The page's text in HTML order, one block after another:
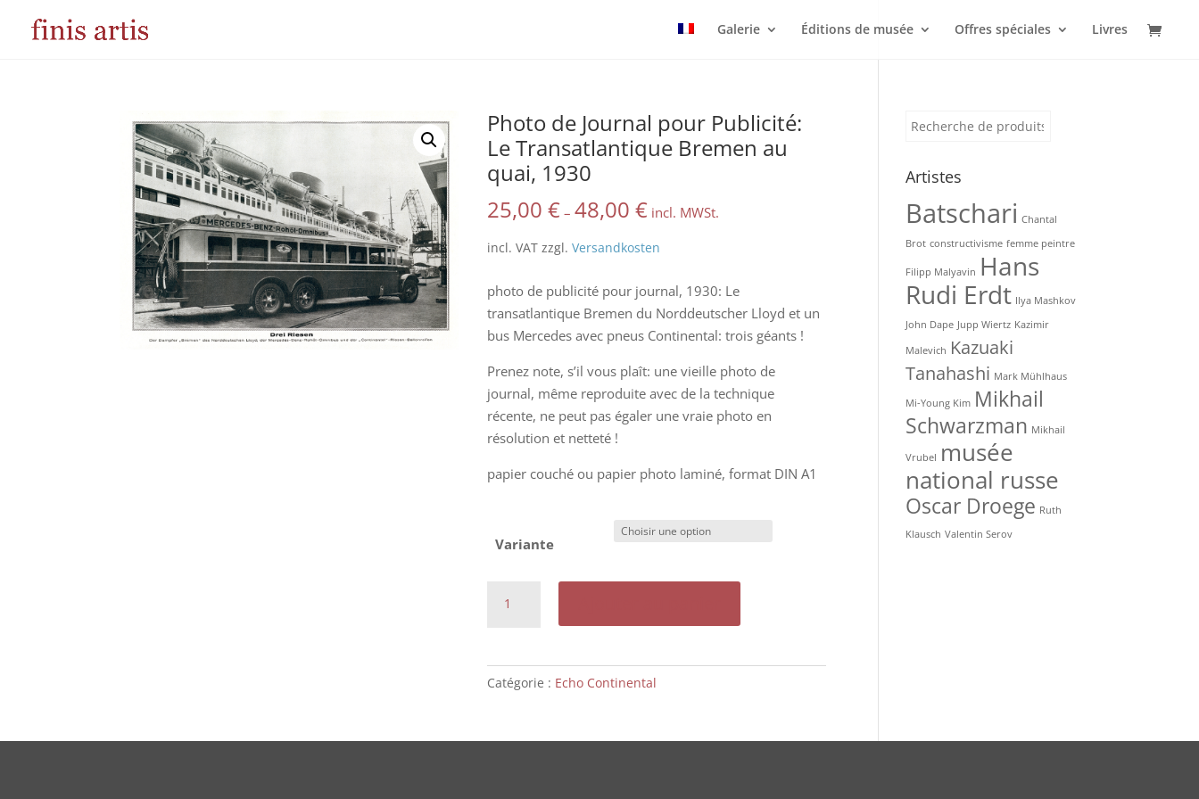
Galerie Éditions de musée Offres spéciales Livres
Photo de Journal pour Publicité:
Le Transatlantique Bremen au
quai, 1930
25,00€ –48,00€ incl. MWSt.
incl. VAT zzgl.Versandkosten
photo de publicité pour journal, 1930: Le
transatlantique Bremen du Norddeutscher Lloyd et un
bus Mercedes avec pneus Continental: trois géants !
Prenez note, s’il vous plaît: une vieille photo de
journal, même reproduite avec de la technique
récente, ne peut pas égaler une vraie photo en
résolution et netteté !
papier couché ou papier photo laminé, format DIN A1
Variante
Journal
Catégorie : Echo Continental
Recherche
Artistes
Batschari Chantal
Brot constructivisme femme peintre
Filipp Malyavin Hans
Rudi Erdt Ilya Mashkov
John Dape Jupp Wiertz Kazimir
Malevich Kazuaki
Tanahashi Mark Mühlhaus
Mi-Young Kim Mikhail
Schwarzman Mikhail
Vrubel musée
national russe
Oscar Droege Ruth
Klausch Valentin Serov